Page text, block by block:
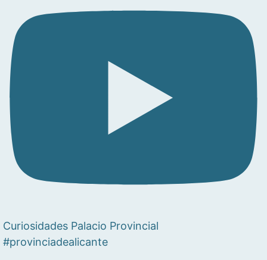
Curiosidades Palacio Provincial
#provinciadealicante